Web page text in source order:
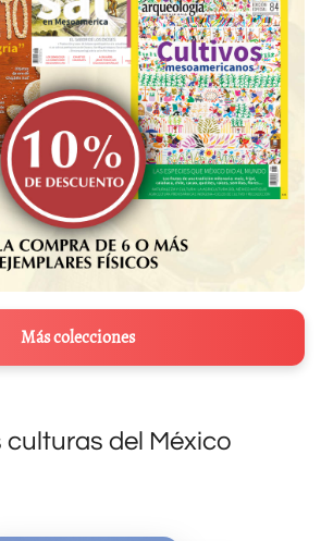
Más colecciones
culturas del México